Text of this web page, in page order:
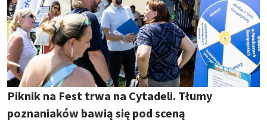
Piknik na Fest trwa na Cytadeli. Tłumy
poznaniaków bawią się pod sceną